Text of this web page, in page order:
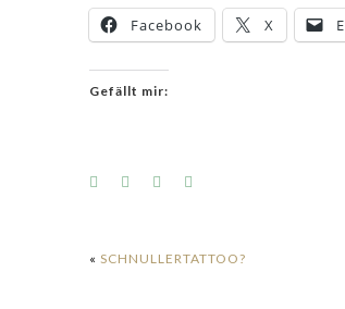
Facebook X
Gefällt mir:
« SCHNULLERTATTOO?